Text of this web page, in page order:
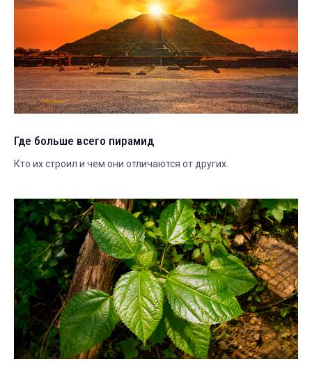
Где больше всего пирамид
Кто их строил и чем они отличаются от других.